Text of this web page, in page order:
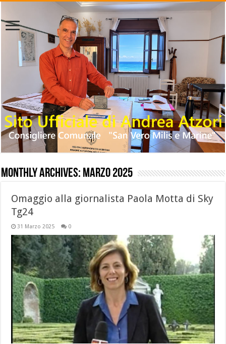
Monthly Archives: Marzo 2025
Omaggio alla giornalista Paola Motta di Sky
Tg24
31 Marzo 2025 0